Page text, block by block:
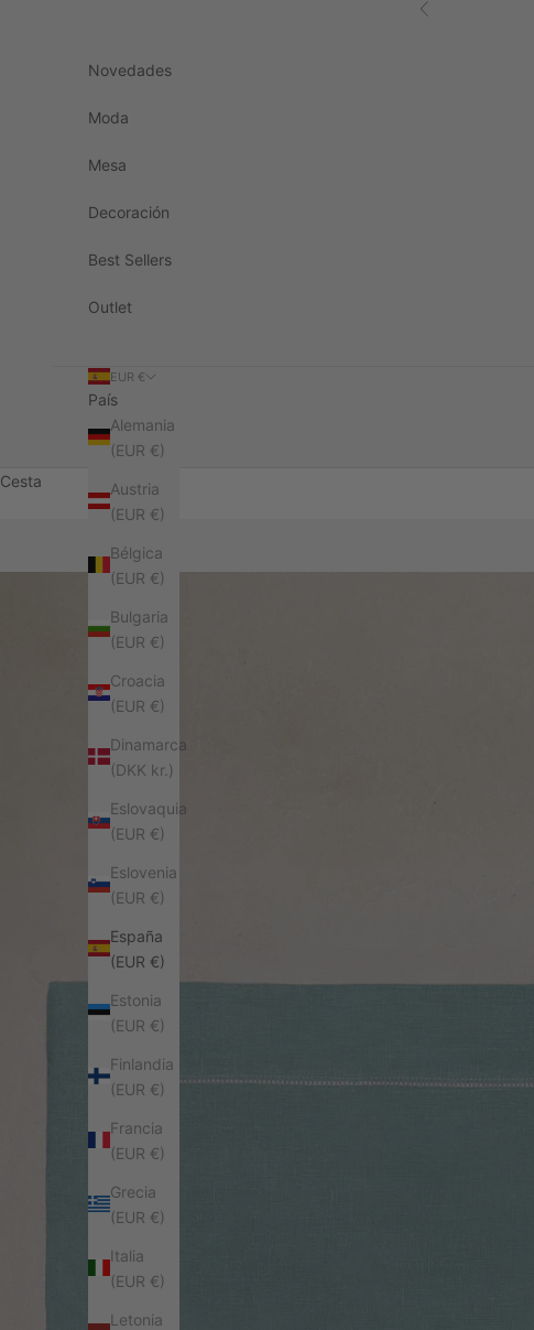
Anterior
Novedades
Moda
Mesa
Decoración
Best Sellers
Outlet
EUR €
País
Alemania
(EUR €)
Austria
(EUR €)
Bélgica
(EUR €)
Bulgaria
(EUR €)
Croacia
(EUR €)
Dinamarca
(DKK kr.)
Eslovaquia
(EUR €)
Eslovenia
(EUR €)
España
(EUR €)
Estonia
(EUR €)
Finlandia
(EUR €)
Francia
(EUR €)
Grecia
(EUR €)
Italia
(EUR €)
Letonia
Cesta